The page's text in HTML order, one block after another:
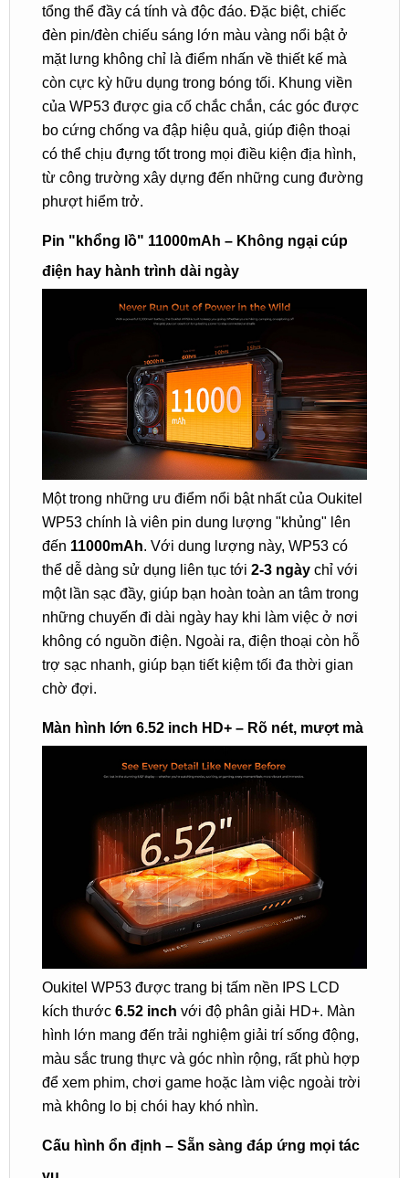
tổng thể đầy cá tính và độc đáo. Đặc biệt, chiếc
đèn pin/đèn chiếu sáng lớn màu vàng nổi bật ở
mặt lưng không chỉ là điểm nhấn về thiết kế mà
còn cực kỳ hữu dụng trong bóng tối. Khung viền
của WP53 được gia cố chắc chắn, các góc được
bo cứng chống va đập hiệu quả, giúp điện thoại
có thể chịu đựng tốt trong mọi điều kiện địa hình,
từ công trường xây dựng đến những cung đường
phượt hiểm trở.
Pin "khổng lồ" 11000mAh – Không ngại cúp
điện hay hành trình dài ngày
Một trong những ưu điểm nổi bật nhất của Oukitel
WP53 chính là viên pin dung lượng "khủng" lên
đến 11000mAh. Với dung lượng này, WP53 có
thể dễ dàng sử dụng liên tục tới 2-3 ngày chỉ với
một lần sạc đầy, giúp bạn hoàn toàn an tâm trong
những chuyến đi dài ngày hay khi làm việc ở nơi
không có nguồn điện. Ngoài ra, điện thoại còn hỗ
trợ sạc nhanh, giúp bạn tiết kiệm tối đa thời gian
chờ đợi.
Màn hình lớn 6.52 inch HD+ – Rõ nét, mượt mà
Oukitel WP53 được trang bị tấm nền IPS LCD
kích thước 6.52 inch với độ phân giải HD+. Màn
hình lớn mang đến trải nghiệm giải trí sống động,
màu sắc trung thực và góc nhìn rộng, rất phù hợp
để xem phim, chơi game hoặc làm việc ngoài trời
mà không lo bị chói hay khó nhìn.
Cấu hình ổn định – Sẵn sàng đáp ứng mọi tác